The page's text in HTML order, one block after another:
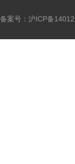
案号： 沪ICP备